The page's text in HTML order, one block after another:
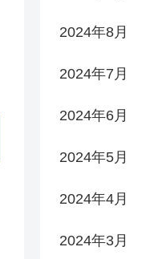
2024年8月
2024年7月
2024年6月
2024年5月
2024年4月
2024年3月